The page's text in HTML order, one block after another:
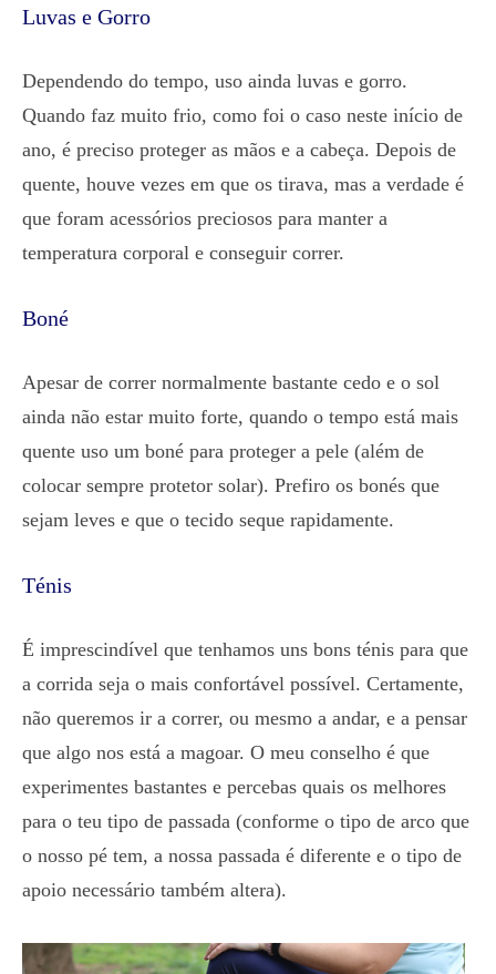
Luvas e Gorro
Dependendo do tempo, uso ainda luvas e gorro.
Quando faz muito frio, como foi o caso neste início de
ano, é preciso proteger as mãos e a cabeça. Depois de
quente, houve vezes em que os tirava, mas a verdade é
que foram acessórios preciosos para manter a
temperatura corporal e conseguir correr.
Boné
Apesar de correr normalmente bastante cedo e o sol
ainda não estar muito forte, quando o tempo está mais
quente uso um boné para proteger a pele (além de
colocar sempre protetor solar). Prefiro os bonés que
sejam leves e que o tecido seque rapidamente.
Ténis
É imprescindível que tenhamos uns bons ténis para que
a corrida seja o mais confortável possível. Certamente,
não queremos ir a correr, ou mesmo a andar, e a pensar
que algo nos está a magoar. O meu conselho é que
experimentes bastantes e percebas quais os melhores
para o teu tipo de passada (conforme o tipo de arco que
o nosso pé tem, a nossa passada é diferente e o tipo de
apoio necessário também altera).